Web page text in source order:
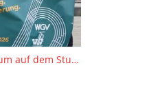
WGV Leichtathletik-Festival: Jubiläum auf dem Stuttgarter Marktplatz